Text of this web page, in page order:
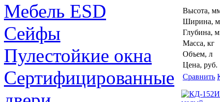
Мебель ESD
Сейфы
Пулестойкие окна
Сертифицированные
Высота,
Ширина,
Глубина,
Масса, кг
Объем, л
Цена, руб.
Сравнить